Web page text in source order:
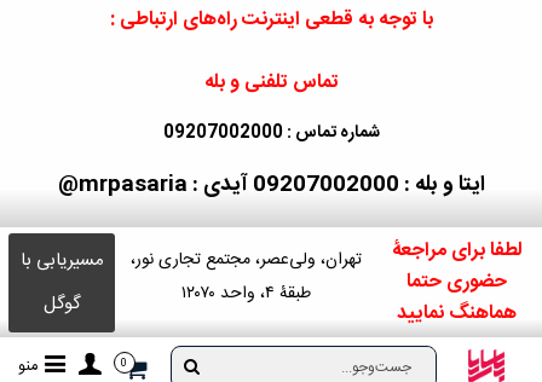
با توجه به قطعی اینترنت راه‌های ارتباطی :
تماس تلفنی و بله
شماره تماس : 09207002000
ایتا و بله : 09207002000 آیدی : mrpasaria@
لطفا برای مراجعۀ
حضوری حتما
هماهنگ نمایید
تهران، ولی‌عصر، مجتمع تجاری نور،
طبقۀ ۴، واحد ۱۲۰۷۰
مسیریابی با
گوگل
0 منو